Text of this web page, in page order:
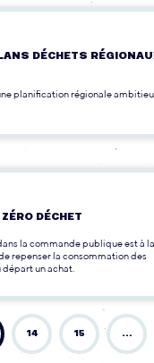
DÉCHETS
planification régionale
DÉCHET
la commande publique est à
repenser la consommation des
un achat.
14 15 …